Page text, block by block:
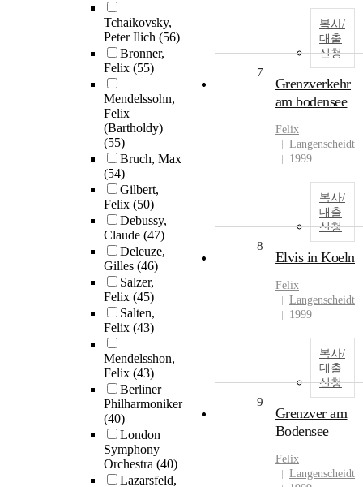
Tchaikovsky,
Peter Ilich (56)
Bronner,
Felix (55)
Mendelssohn,
Felix
(Bartholdy)
(55)
Bruch, Max
(54)
Gilbert,
Felix (50)
Debussy,
Claude (47)
Deleuze,
Gilles (46)
Salzer,
Felix (45)
Salten,
Felix (43)
Mendelsshon,
Felix (43)
Berliner
Philharmoniker
(40)
London
Symphony
Orchestra (40)
Lazarsfeld,
복사/
대출
신청
7
Grenzverkehr
am bodensee
Felix
Langenscheidt
1999
복사/
대출
신청
8
Elvis in Koeln
Felix
Langenscheidt
1999
복사/
대출
신청
9
Grenzver am
Bodensee
Felix
Langenscheidt